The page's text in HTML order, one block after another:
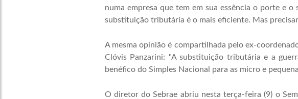
numa empresa que tem em sua essência o porte e
substituição tributária é o mais eficiente. Mas
A mesma opinião é compartilhada pelo ex-
Clóvis Panzarini: "A substituição tributária e a
benéfico do Simples Nacional para as micro e
O diretor do Sebrae abriu nesta terça-feira (9) o